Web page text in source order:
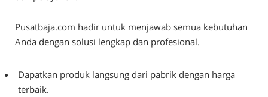
Pusatbaja.com hadir untuk menjawab semua kebutuhan
Anda dengan solusi lengkap dan profesional.
Dapatkan produk langsung dari pabrik dengan harga
terbaik.